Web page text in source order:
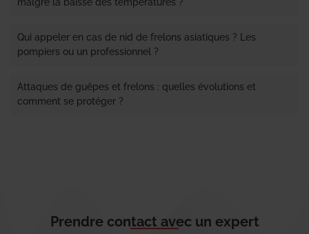
Qui appeler en cas de nid de frelons asiatiques ? Les
pompiers ou un professionnel ?
Attaques de guêpes et frelons : quelles évolutions et
comment se protéger ?
Prendre contact avec un expert